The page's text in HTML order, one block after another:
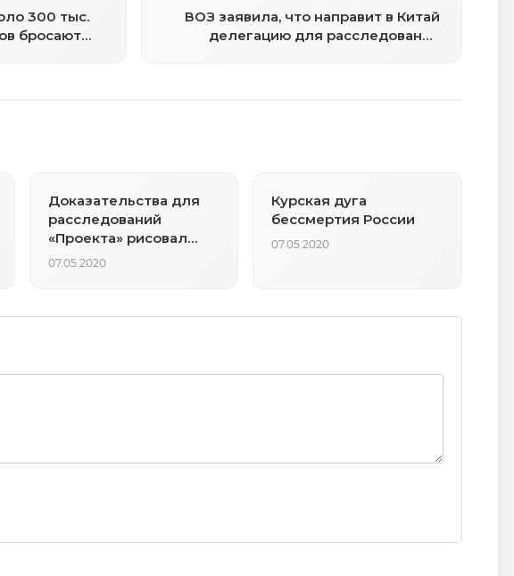
300 тыс.
бросают
ВОЗ заявила, что направит в Китай
делегацию для расследования
Доказательства для
расследований
«Проекта» рисовал
иллюстратор по
07.05.2020
Курская дуга
бессмертия России
07.05.2020